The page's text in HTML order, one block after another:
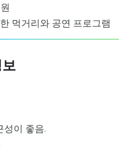
먹거리와 공연 프로그램
성이 좋음.